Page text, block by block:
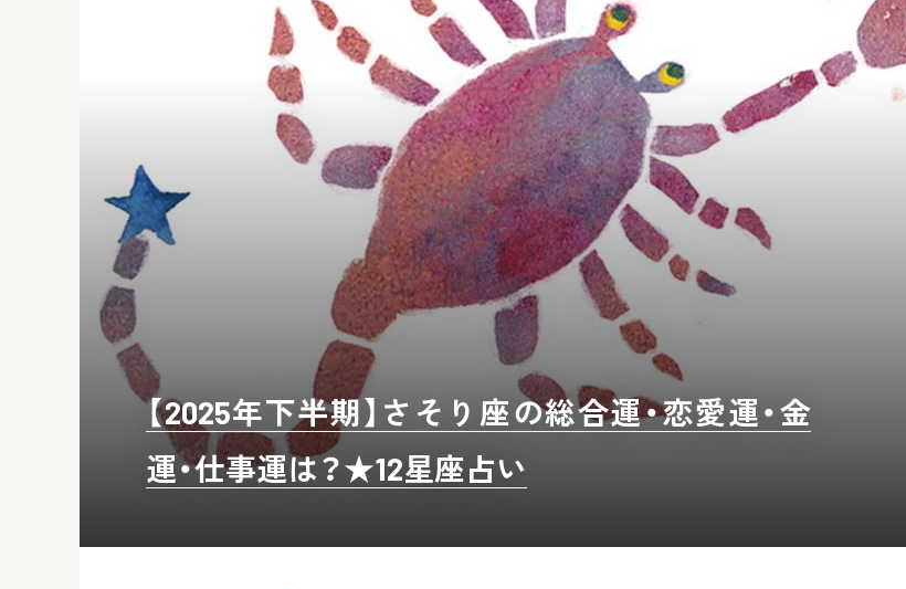
【2025年下半期】さそり座の総合運・恋愛運・金
運・仕事運は？★12星座占い